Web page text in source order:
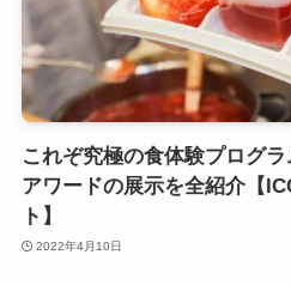
これぞ究極の食体験プログ
アワードの展示を全紹介【
ト】
2022年4月10日